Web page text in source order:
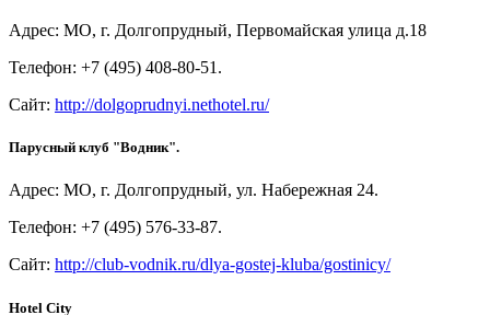
Адрес: МО, г. Долгопрудный, Первомайская улица д.18
Телефон: +7 (495) 408-80-51.
Сайт: http://dolgoprudnyi.nethotel.ru/
Парусный клуб "Водник".
Адрес: МО, г. Долгопрудный, ул. Набережная 24.
Телефон: +7 (495) 576-33-87.
Сайт: http://club-vodnik.ru/dlya-gostej-kluba/gostinicy/
Hotel City